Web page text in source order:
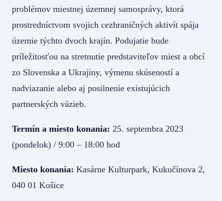
problémov miestnej územnej samosprávy, ktorá
prostredníctvom svojich cezhraničných aktivít spája
územie týchto dvoch krajín. Podujatie bude
príležitosťou na stretnutie predstaviteľov miest a obcí
zo Slovenska a Ukrajiny, výmenu skúseností a
nadviazanie alebo aj posilnenie existujúcich
partnerských väzieb.
Termín a miesto konania: 25. septembra 2023
(pondelok) / 9:00 – 18:00 hod
Miesto konania: Kasárne Kulturpark, Kukučínova 2,
040 01 Košice